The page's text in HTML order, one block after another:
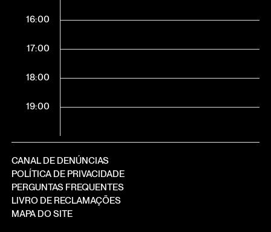
16:00
17:00
18:00
19:00
CANAL DE DENÚNCIAS
POLÍTICA DE PRIVACIDADE
PERGUNTAS FREQUENTES
LIVRO DE RECLAMAÇÕES
MAPA DO SITE